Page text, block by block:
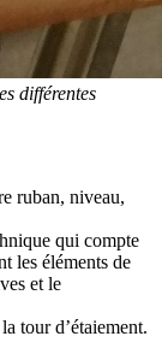
différentes
ruban, niveau,
qui compte
les éléments de
et le
tour d’étaiement.